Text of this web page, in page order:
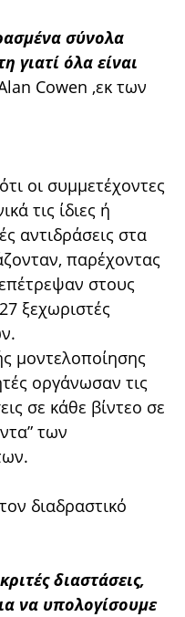
σύνολα
γιατί όλα είναι
Cowen ,εκ των
οι συμμετέχοντες
τις ίδιες ή
αντιδράσεις στα
παρέχοντας
στους
ξεχωριστές
μοντελοποίησης
οργάνωσαν τις
σε κάθε βίντεο σε
των
διαδραστικό
διαστάσεις,
να υπολογίσουμε